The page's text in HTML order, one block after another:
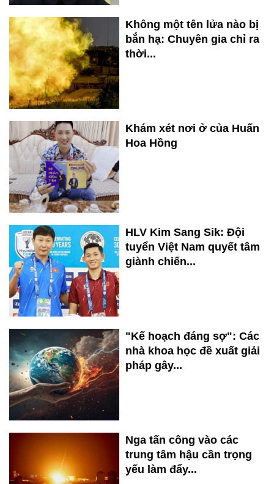
Không một tên lửa nào bị
bắn hạ: Chuyên gia chỉ ra
thời...
Khám xét nơi ở của Huấn
Hoa Hồng
HLV Kim Sang Sik: Đội
tuyển Việt Nam quyết tâm
giành chiến...
"Kế hoạch đáng sợ": Các
nhà khoa học đề xuất giải
pháp gây...
Nga tấn công vào các
trung tâm hậu cần trọng
yếu làm đẩy...